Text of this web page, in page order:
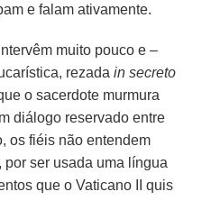
e falam ativamente.
muito pouco e –
rezadain secreto
o sacerdote murmura
diálogo reservado entre
os fiéis não entendem
ser usada uma língua
que o Vaticano II quis